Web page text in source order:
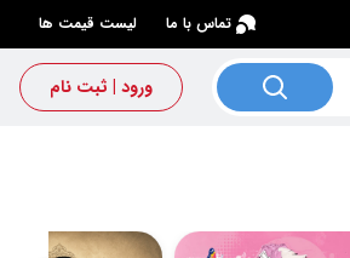
تماس با ما لیست قیمت ها
ورود | ثبت نام
×